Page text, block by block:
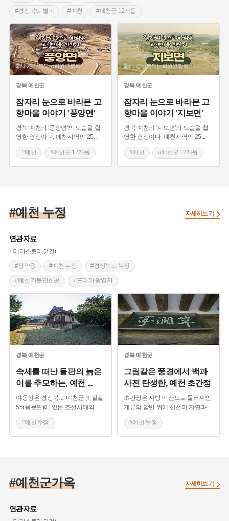
#경상북도 별미 #예천 #예천군 12개읍
#면 이야기 #마을 구술채록 #예천 지명유래
출처 :경상북도문화원연합회
경북예천군
잠자리 눈으로 바라본 고
향마을 이야기 '풍양면'
경북 예천의 '풍양면'의 모습을 촬
영한 영상이다. 예천지역의 25...
#예천 #예천군 12개읍
#면 이야기
#경북 예천
출처 :경상북도문화원연합회
경북예천군
잠자리 눈으로 바라본 고
향마을 이야기 '지보면'
경북 예천의 '지보면'의 모습을 촬
영한 영상이다. 예천지역의 25...
#예천 #예천군 12개읍
#면 이야기
#예천 누정
연관자료
테마스토리 (3건)
#정약용
#예천 누정 #경상북도 누정
#예천 가볼만한곳 #드라마 촬영지
자세히보기
경북예천군
속세를 떠난 들판의 늙은
이를 추모하는, 예천 ...
야옹정은 경상북도 예천군 맛질길
55(용문면)에 있는 조선시대의 ...
#예천 누정
#경상북도 누정
경북예천군
그림같은 풍경에서 백과
사전 탄생한, 예천 초간정
초간정은 사방이 산으로 둘러싸인
계류의 암반 위에 신선이 자연과...
#예천 누정
#경상북도 누정
#예천군가옥
연관자료
자세히보기